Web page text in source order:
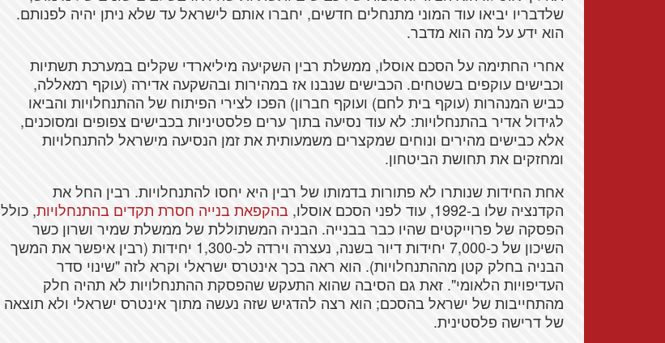
שלדבריו יביאו עוד המוני מתנחלים חדשים, יחברו אותם לישראל עד שלא ניתן יהיה לפנותם.
הוא ידע על מה הוא מדבר.
אחרי החתימה על הסכם אוסלו, ממשלת רבין השקיעה מיליארדי שקלים במערכת תשתיות
וכבישים עוקפים בשטחים. הכבישים שנבנו אז במהירות ובהשקעה אדירה (עוקף רמאללה,
כביש המנהרות (עוקף בית לחם) ועוקף חברון) הפכו לצירי הפיתוח של ההתנחלויות והביאו
לגידול אדיר בהתנחלויות: לא עוד נסיעה בתוך ערים פלסטיניות בכבישים צפופים ומסוכנים,
אלא כבישים מהירים ונוחים שמקצרים משמעותית את זמן הנסיעה מישראל להתנחלויות
ומחזקים את תחושת הביטחון.
אחת החידות שנותרו לא פתורות בדמותו של רבין היא יחסו להתנחלויות. רבין החל את
הקדנציה שלו ב-1992, עוד לפני הסכם אוסלו,
בהקפאת בנייה חסרת תקדים בהתנחלויות, כולל
הפסקה של פרוייקטים שהיו כבר בבנייה. הבניה המשתוללת של ממשלת שמיר ושרון כשר
השיכון של כ-7,000 יחידות דיור בשנה, נעצרה וירדה לכ-1,300 יחידות (רבין איפשר את המשך
הבניה בחלק קטן מההתנחלויות). הוא ראה בכך אינטרס ישראלי וקרא לזה "שינוי סדר
העדיפויות הלאומי". זאת גם הסיבה שהוא התעקש שהפסקת ההתנחלויות לא תהיה חלק
מהתחייבות של ישראל בהסכם; הוא רצה להדגיש שזה נעשה מתוך אינטרס ישראלי ולא תוצאה
של דרישה פלסטינית.